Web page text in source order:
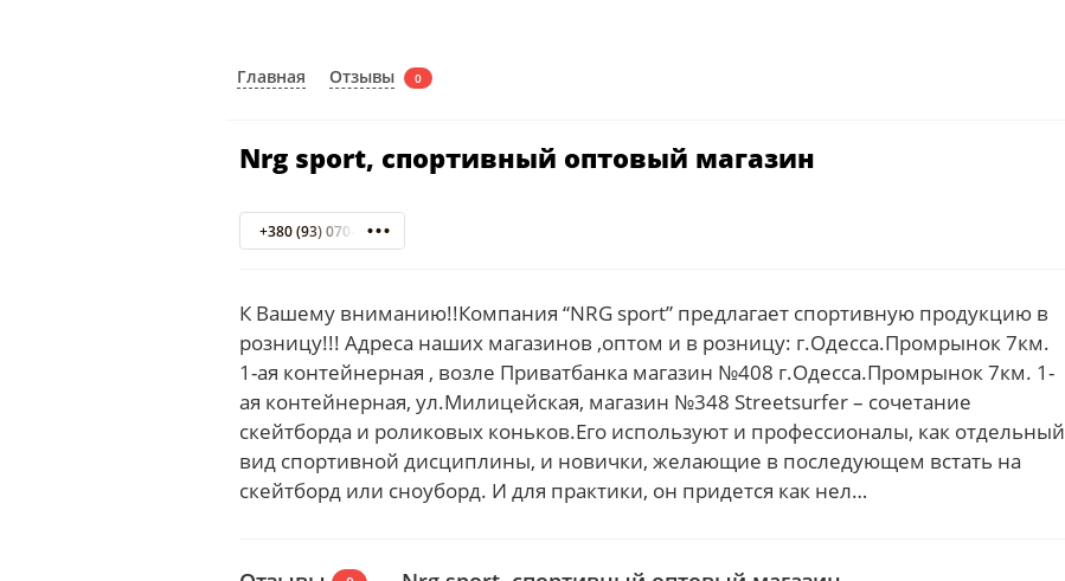
Главная Отзывы 0
Nrg sport, спортивный оптовый магазин
+380 (93) 070-50-60
К Вашему вниманию!!Компания “NRG sport” предлагает спортивную продукцию в
розницу!!! Адреса наших магазинов ,оптом и в розницу: г.Одесса.Промрынок 7км.
1-ая контейнерная , возле Приватбанка магазин №408 г.Одесса.Промрынок 7км. 1-
ая контейнерная, ул.Милицейская, магазин №348 Streetsurfer – сочетание
скейтборда и роликовых коньков.Его используют и профессионалы, как отдельный
вид спортивной дисциплины, и новички, желающие в последующем встать на
скейтборд или сноуборд. И для практики, он придется как нел…